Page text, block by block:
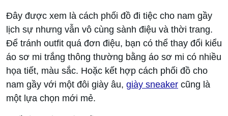
Đây được xem là cách phối đồ đi tiệc cho nam gầy
lịch sự nhưng vẫn vô cùng sành điệu và thời trang.
Để tránh outfit quá đơn điệu, bạn có thể thay đổi kiểu
áo sơ mi trắng thông thường bằng áo sơ mi có nhiều
họa tiết, màu sắc. Hoặc kết hợp cách phối đồ cho
nam gầy với một đôi giày âu, giày sneaker cũng là
một lựa chọn mới mẻ.